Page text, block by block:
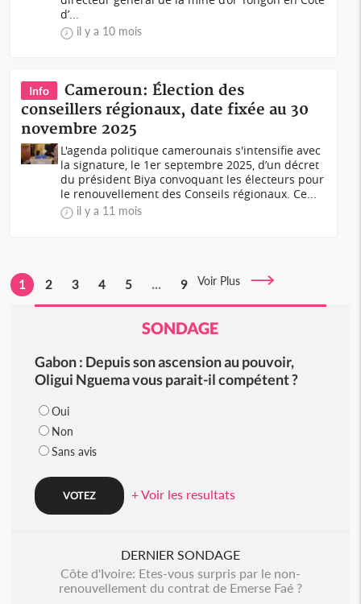
d’...
il y a 10 mois
Info
Cameroun: Élection des
conseillers régionaux, date fixée au 30
novembre 2025
L'agenda politique camerounais s'intensifie avec
la signature, le 1er septembre 2025, d’un décret
du président Biya convoquant les électeurs pour
le renouvellement des Conseils régionaux. Ce...
il y a 11 mois
1 2 3 4 5 ... 9 Voir Plus
SONDAGE
Gabon : Depuis son ascension au pouvoir,
Oligui Nguema vous parait-il compétent ?
Oui
Non
Sans avis
+ Voir les resultats
DERNIER SONDAGE
Côte d'Ivoire: Etes-vous surpris par le non-
renouvellement du contrat de Emerse Faé ?